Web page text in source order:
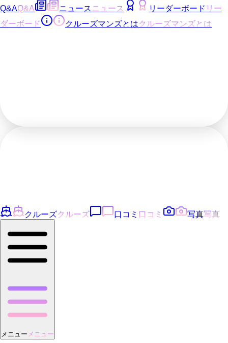
Q&AQ&A ニュース ニュース リーダーボード リー
ダーボード
クルーズマンズとはクルーズマンズとは
クルーズクルーズ 口コミ 口コミ 写真写真
メニュー メニュー